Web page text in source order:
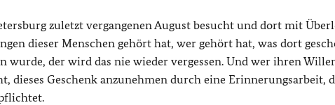
zuletzt vergangenen August besucht und dort mit
dieser Menschen gehört hat, wer gehört hat, was dort
wurde, der wird das nie wieder vergessen. Und wer ihren
dieses Geschenk anzunehmen durch eine